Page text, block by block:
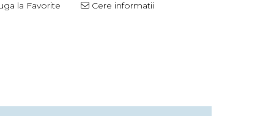
la Favorite Cere informatii